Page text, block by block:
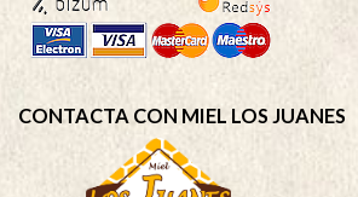
CONTACTA CON MIEL LOS JUANES